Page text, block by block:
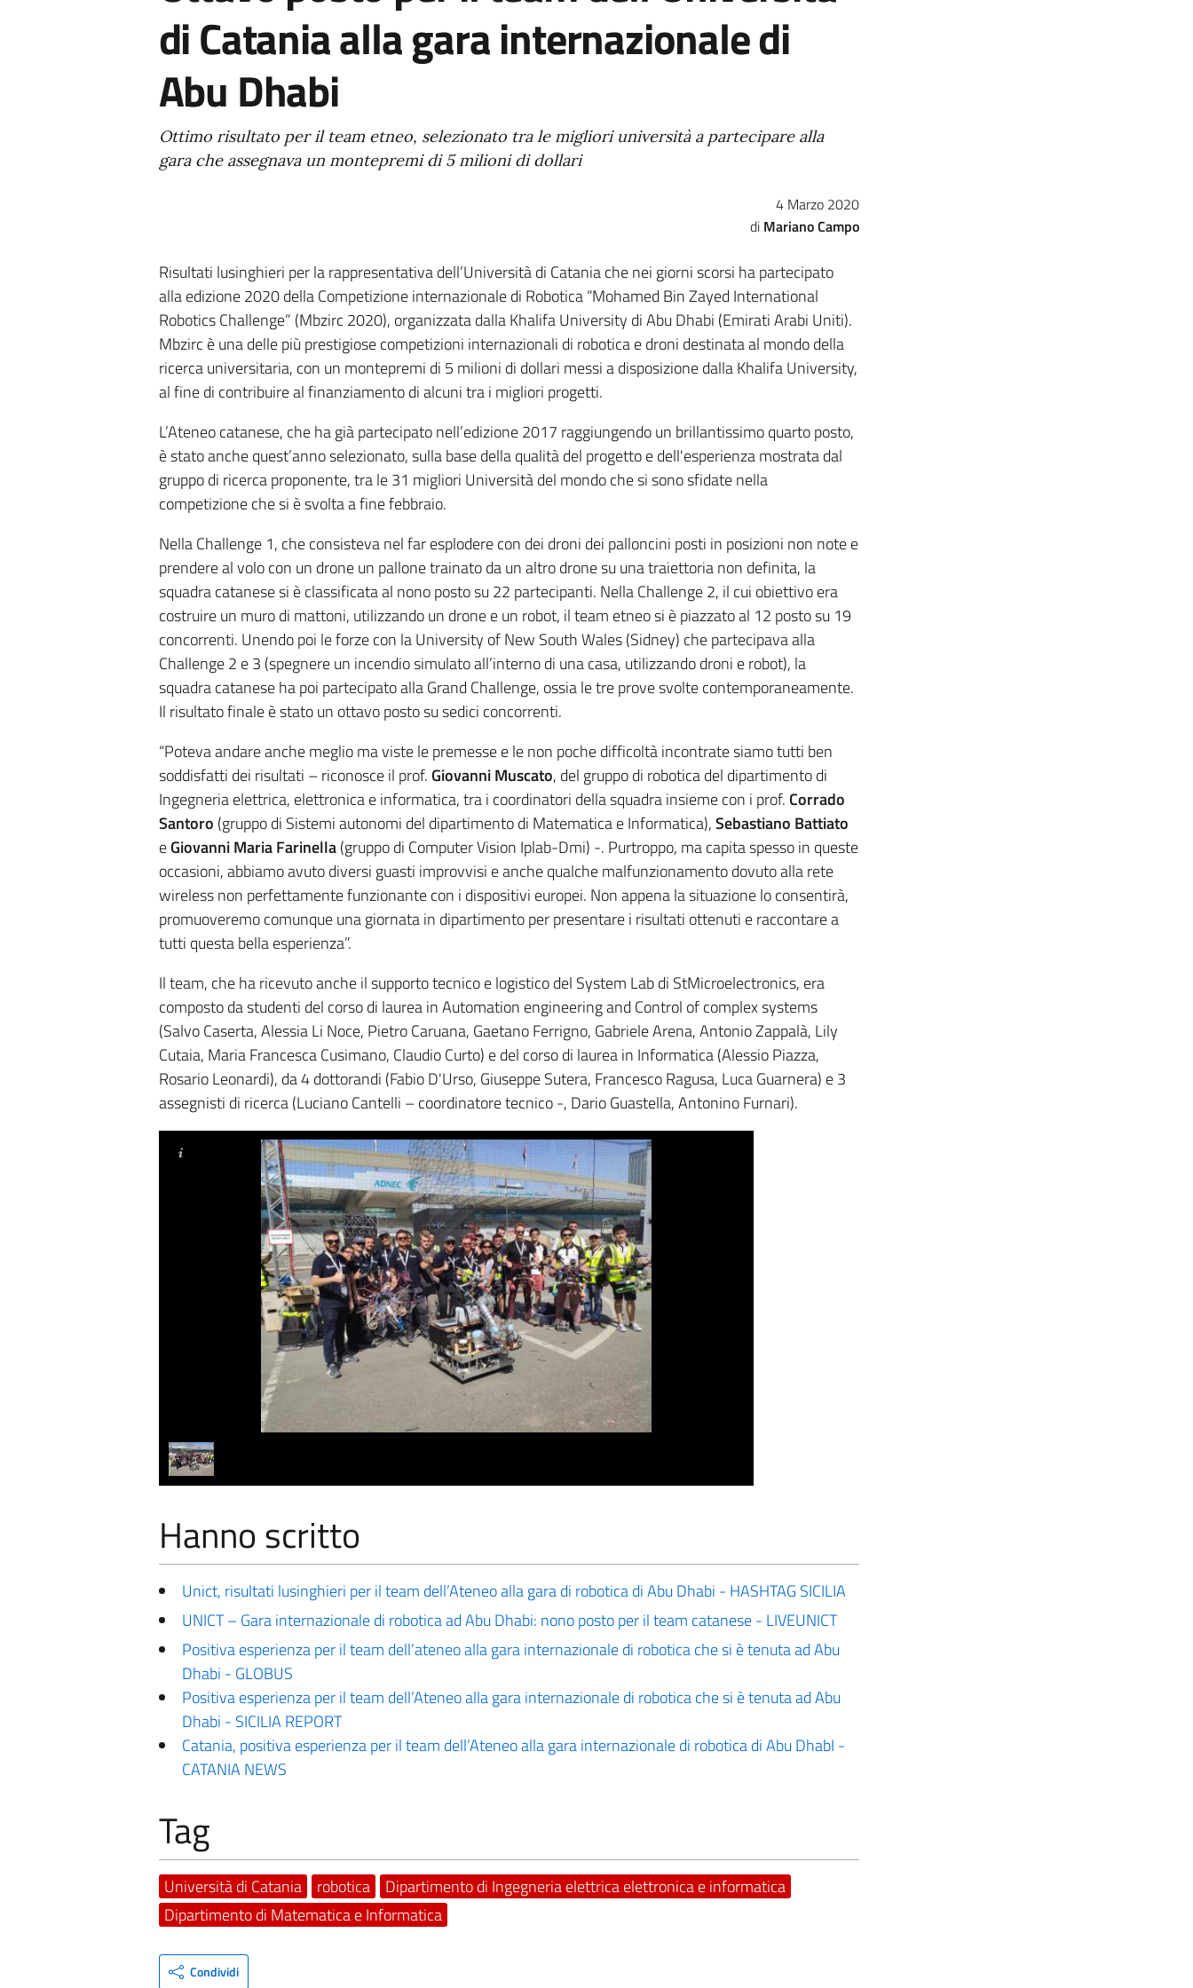
di Catania alla gara internazionale di
Abu Dhabi
Ottimo risultato per il team etneo, selezionato tra le migliori università a partecipare alla
gara che assegnava un montepremi di 5 milioni di dollari
4 Marzo 2020
Mariano Campo
Risultati lusinghieri per la rappresentativa dell’Università di Catania che nei giorni scorsi ha partecipato
alla edizione 2020 della Competizione internazionale di Robotica “Mohamed Bin Zayed International
Robotics Challenge” (Mbzirc 2020), organizzata dalla Khalifa University di Abu Dhabi (Emirati Arabi Uniti).
Mbzirc è una delle più prestigiose competizioni internazionali di robotica e droni destinata al mondo della
ricerca universitaria, con un montepremi di 5 milioni di dollari messi a disposizione dalla Khalifa University,
al fine di contribuire al finanziamento di alcuni tra i migliori progetti.
L’Ateneo catanese, che ha già partecipato nell’edizione 2017 raggiungendo un brillantissimo quarto posto,
è stato anche quest’anno selezionato, sulla base della qualità del progetto e dell'esperienza mostrata dal
gruppo di ricerca proponente, tra le 31 migliori Università del mondo che si sono sfidate nella
competizione che si è svolta a fine febbraio.
Nella Challenge 1, che consisteva nel far esplodere con dei droni dei palloncini posti in posizioni non note e
prendere al volo con un drone un pallone trainato da un altro drone su una traiettoria non definita, la
squadra catanese si è classificata al nono posto su 22 partecipanti. Nella Challenge 2, il cui obiettivo era
costruire un muro di mattoni, utilizzando un drone e un robot, il team etneo si è piazzato al 12 posto su 19
concorrenti. Unendo poi le forze con la University of New South Wales (Sidney) che partecipava alla
Challenge 2 e 3 (spegnere un incendio simulato all’interno di una casa, utilizzando droni e robot), la
squadra catanese ha poi partecipato alla Grand Challenge, ossia le tre prove svolte contemporaneamente.
Il risultato finale è stato un ottavo posto su sedici concorrenti.
“Poteva andare anche meglio ma viste le premesse e le non poche difficoltà incontrate siamo tutti ben
soddisfatti dei risultati – riconosce il prof. Giovanni Muscato, del gruppo di robotica del dipartimento di
Ingegneria elettrica, elettronica e informatica, tra i coordinatori della squadra insieme con i prof. Corrado
Santoro (gruppo di Sistemi autonomi del dipartimento di Matematica e Informatica),Sebastiano Battiato
eGiovanniMariaFarinella(gruppo di Computer Vision Iplab-Dmi) -. Purtroppo, ma capita spesso in queste
occasioni, abbiamo avuto diversi guasti improvvisi e anche qualche malfunzionamento dovuto alla rete
wireless non perfettamente funzionante con i dispositivi europei. Non appena la situazione lo consentirà,
promuoveremo comunque una giornata in dipartimento per presentare i risultati ottenuti e raccontare a
tutti questa bella esperienza”.
Il team, che ha ricevuto anche il supporto tecnico e logistico del System Lab di StMicroelectronics, era
composto da studenti del corso di laurea in Automation engineering and Control of complex systems
(Salvo Caserta, Alessia Li Noce, Pietro Caruana, Gaetano Ferrigno, Gabriele Arena, Antonio Zappalà, Lily
Cutaia, Maria Francesca Cusimano, Claudio Curto) e del corso di laurea in Informatica (Alessio Piazza,
Rosario Leonardi), da 4 dottorandi (Fabio D'Urso, Giuseppe Sutera, Francesco Ragusa, Luca Guarnera) e 3
assegnisti di ricerca (Luciano Cantelli – coordinatore tecnico -, Dario Guastella, Antonino Furnari).
Hanno scritto
Unict, risultati lusinghieri per il team dell’Ateneo alla gara di robotica di Abu Dhabi - HASHTAG SICILIA
UNICT – Gara internazionale di robotica ad Abu Dhabi: nono posto per il team catanese - LIVEUNICT
Positiva esperienza per il team dell’ateneo alla gara internazionale di robotica che si è tenuta ad Abu
Dhabi - GLOBUS
Positiva esperienza per il team dell’Ateneo alla gara internazionale di robotica che si è tenuta ad Abu
Dhabi - SICILIA REPORT
Catania, positiva esperienza per il team dell’Ateneo alla gara internazionale di robotica di Abu DhabI -
CATANIA NEWS
Tag
Università di Catania robotica
Dipartimento di Ingegneria elettrica elettronica e informatica
Dipartimento di Matematica e Informatica
Condividi